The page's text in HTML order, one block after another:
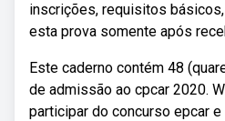
inscrições, requisitos
esta prova somente após
Este caderno contém 48
de admissão ao cpcar 2020.
participar do concurso epcar